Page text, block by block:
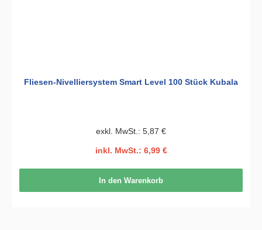
Fliesen-Nivelliersystem Smart Level 100 Stück Kubala
exkl. MwSt.: 5,87 €
inkl. MwSt.: 6,99 €
In den Warenkorb